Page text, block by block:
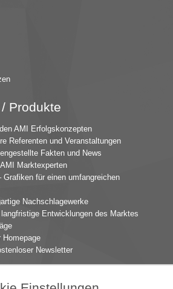
Produkte
AMI Erfolgskonzepten
Referenten und Veranstaltungen
Fakten und News
Marktexperten
für einen umfangreichen
Nachschlagewerke
Entwicklungen des Marktes
Homepage
Newsletter